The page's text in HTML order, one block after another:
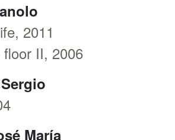
2011
II, 2006
María